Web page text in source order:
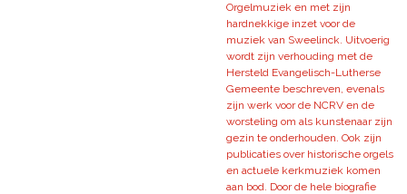
Orgelmuziek en met zijn
hardnekkige inzet voor de
muziek van Sweelinck. Uitvoerig
wordt zijn verhouding met de
Hersteld Evangelisch-Lutherse
Gemeente beschreven, evenals
zijn werk voor de NCRV en de
worsteling om als kunstenaar zijn
gezin te onderhouden. Ook zijn
publicaties over historische orgels
en actuele kerkmuziek komen
aan bod. Door de hele biografie